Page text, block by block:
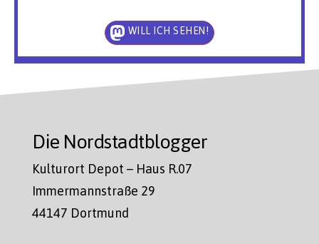
WILL ICH SEHEN!
Die Nordstadtblogger
Kulturort Depot – Haus R.07
Immermannstraße 29
44147 Dortmund